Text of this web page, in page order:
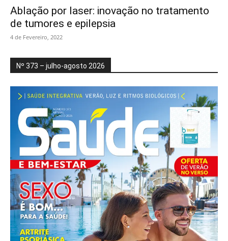
Ablação por laser: inovação no tratamento
de tumores e epilepsia
4 de Fevereiro, 2022
Nº 373 – julho-agosto 2026